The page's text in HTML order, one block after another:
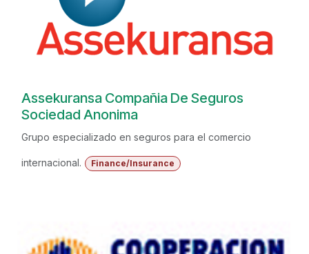
Assekuransa Compañia De Seguros
Sociedad Anonima
Grupo especializado en seguros para el comercio
internacional. Finance/Insurance